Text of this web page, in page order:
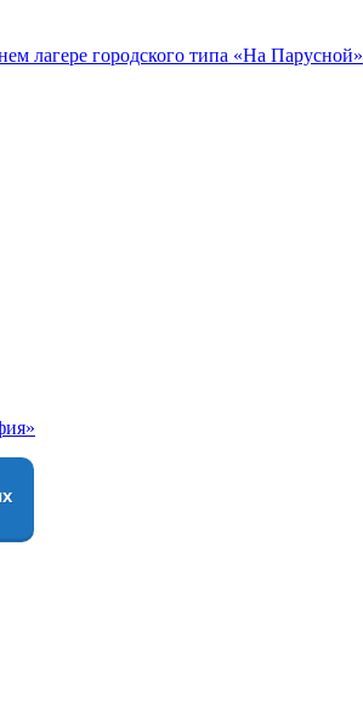
городского типа «На Парусной»